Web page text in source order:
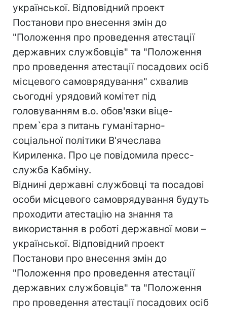
української. Відповідний проект
Постанови про внесення змін до
"Положення про проведення атестації
державних службовців" та "Положення
про проведення атестації посадових осіб
місцевого самоврядування" схвалив
сьогодні урядовий комітет під
головуванням в.о. обов'язки віце-
прем`єра з питань гуманітарно-
соціальної політики В'ячеслава
Кириленка. Про це повідомила пресс-
служба Кабміну.
Віднині державні службовці та посадові
особи місцевого самоврядування будуть
проходити атестацію на знання та
використання в роботі державної мови –
української. Відповідний проект
Постанови про внесення змін до
"Положення про проведення атестації
державних службовців" та "Положення
про проведення атестації посадових осіб